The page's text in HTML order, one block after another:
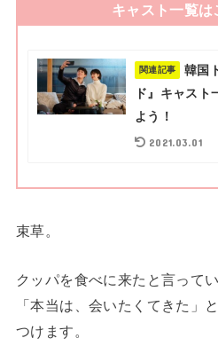
キャスト一覧は
関連記事
韓国
ド』キャスト
よう！
2021.03.01
束草。
クッパを食べに来たと言って
「本当は、会いたくてきた」
つけます。